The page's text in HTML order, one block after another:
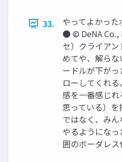
33.
やってよかっ
● © DeNA Co.,
セ）クライア
めてや、解ら
ードルが下が
ローしてくれ
感を⼀番感じ
思っている）
ではなく、み
やるようにな
囲のボーダレス